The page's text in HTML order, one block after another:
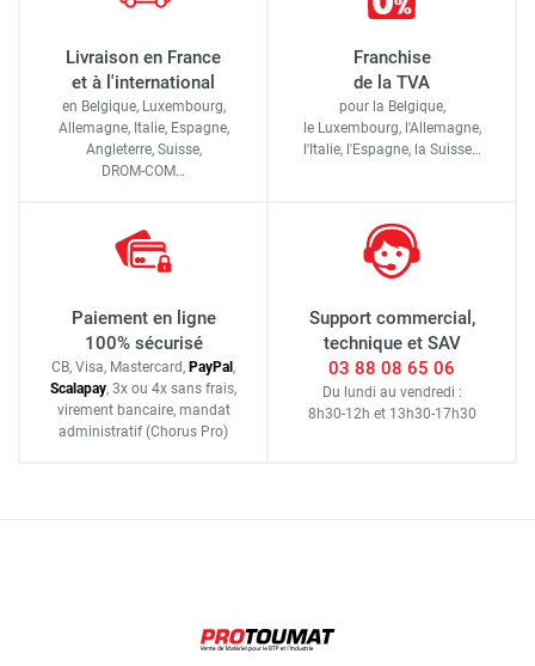
Livraison en France
et à l'international
en Belgique, Luxembourg,
Allemagne, Italie, Espagne,
Angleterre, Suisse,
DROM-COM…
Franchise
de la TVA
pour la Belgique,
le Luxembourg, l'Allemagne,
l'Italie, l'Espagne, la Suisse…
Paiement en ligne
100% sécurisé
CB, Visa, Mastercard, PayPal ,
Scalapay, 3x ou 4x sans frais,
virement bancaire, mandat
administratif (Chorus Pro)
Support commercial,
technique et SAV
03 88 08 65 06
Du lundi au vendredi :
8h30-12h et 13h30-17h30